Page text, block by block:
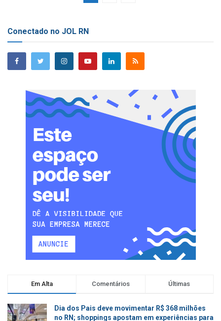
Conectado no JOL RN
Em Alta Comentários Últimas
Dia dos Pais deve movimentar R$ 368 milhões
no RN; shoppings apostam em experiências para